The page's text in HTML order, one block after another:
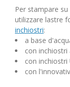
Per stampare
utilizzare lastre
inchiostri:
a base
con inchiostri
con inchiostri
con